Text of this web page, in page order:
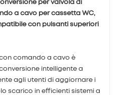
per valvola di
a cavo per cassetta WC,
con pulsanti superiori
comando a cavo è
intelligente a
agli utenti di aggiornare i
scarico in efficienti sistemi a